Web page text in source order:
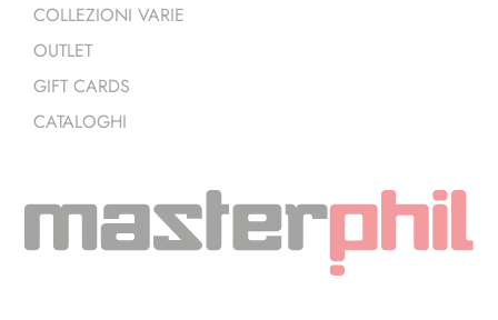
COLLEZIONI VARIE
OUTLET
GIFT CARDS
CATALOGHI